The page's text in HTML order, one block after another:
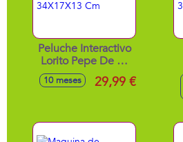
Peluche Interactivo
Lorito Pepe De La
Granja De Zenon
34X17X13 Cm
10 meses 29,99 €